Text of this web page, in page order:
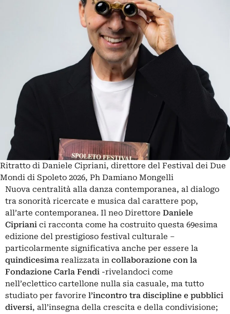
Ritratto di Daniele Cipriani, direttore del Festival dei Due
Mondi di Spoleto 2026, Ph Damiano Mongelli
Nuova centralità alla danza contemporanea, al dialogo
tra sonorità ricercate e musica dal carattere pop,
all’arte contemporanea. Il neo Direttore Daniele
Cipriani ci racconta come ha costruito questa 69esima
edizione del prestigioso festival culturale –
particolarmente significativa anche per essere la
quindicesima realizzata in collaborazione con la
Fondazione Carla Fendi -rivelandoci come
nell’eclettico cartellone nulla sia casuale, ma tutto
studiato per favorire l’incontro tra discipline e pubblici
diversi, all’insegna della crescita e della condivisione;